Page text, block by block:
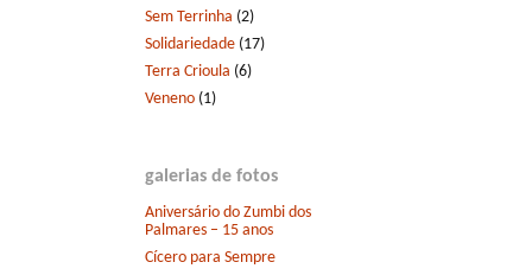
Sem Terrinha (2)
Solidariedade (17)
Terra Crioula (6)
Veneno (1)
galerias de fotos
Aniversário do Zumbi dos
Palmares – 15 anos
Cícero para Sempre